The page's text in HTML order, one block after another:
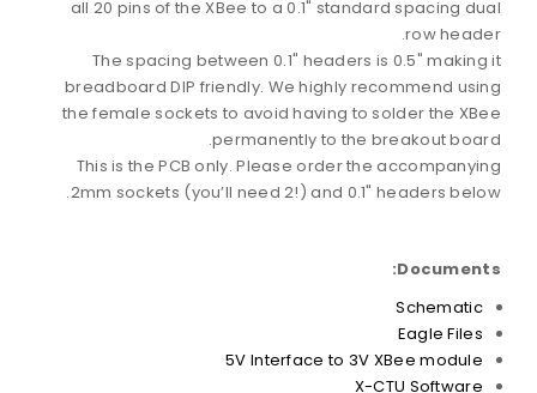
all 20 pins of the XBee to a 0.1" standard spacing dual
row header.
The spacing between 0.1" headers is 0.5" making it
breadboard DIP friendly. We highly recommend using
the female sockets to avoid having to solder the XBee
permanently to the breakout board.
This is the PCB only. Please order the accompanying
2mm sockets (you’ll need 2!) and 0.1" headers below.
Documents:
Schematic
Eagle Files
5V Interface to 3V XBee module
X-CTU Software